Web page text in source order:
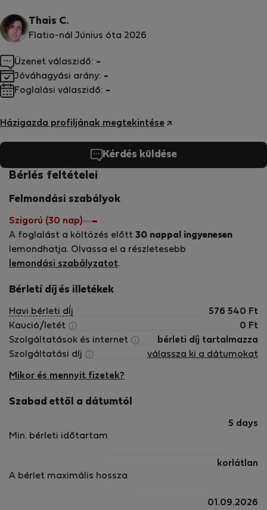
Thais C.
Flatio-nál Június óta 2026
Házigazda profiljának megtekintése
Üzenet válaszidő: -
Jóváhagyási arány: -
Foglalási válaszidő: -
Kérdés küldése
Bérlés feltételei
Felmondási szabályok
Szigorú (30 nap)
A foglalást a költözés előtt 30 nappal ingyenesen
lemondhatja. Olvassa el a részletesebb
lemondási szabályzatot.
Bérletí díj és illetékek
Havi bérleti dÍj 576 540 Ft
Kaució/letét
0 Ft
Szolgáltatások és internet
bérleti díj tartalmazza
Szolgáltatási díj
válassza ki a dátumokat
Mikor és mennyit fizetek?
Szabad ettől a dátumtól
Min. bérleti időtartam
5 days
A bérlet maximális hossza
korlátlan
01.09.2026